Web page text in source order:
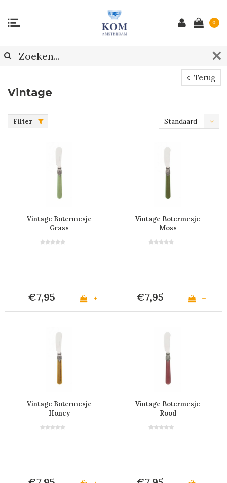
0
Terug
Vintage
Filter Standaard
Vintage Botermesje
Grass
€7,95 +
Vintage Botermesje
Moss
€7,95 +
Vintage Botermesje
Honey
Vintage Botermesje
Rood